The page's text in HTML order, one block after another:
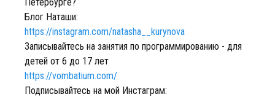
Блог Наташи:
https://instagram.com/natasha__kurynova
Записывайтесь на занятия по программированию - для
детей от 6 до 17 лет
https://vombatium.com/
Подписывайтесь на мой Инстаграм: